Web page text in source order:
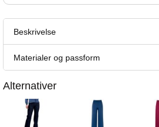
Beskrivelse
Materialer og passform
Alternativer